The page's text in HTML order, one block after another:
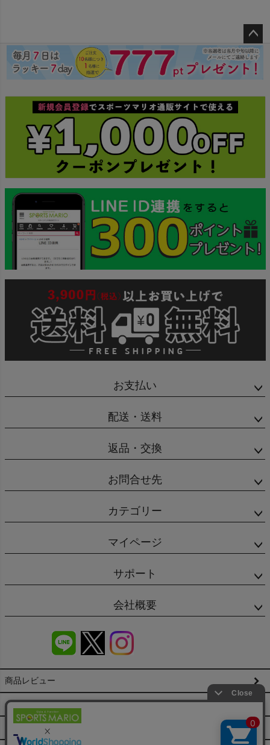
ペー
ジト
ップ
お支払い
配送・送料
返品・交換
お問合せ先
カテゴリー
マイページ
サポート
会社概要
商品レビュー
会社概要（HP）